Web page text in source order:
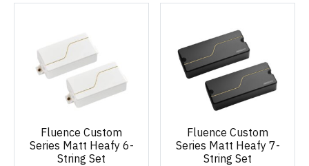
Fluence Custom
Series Matt Heafy 6-
String Set
Fluence Custom
Series Matt Heafy 7-
String Set